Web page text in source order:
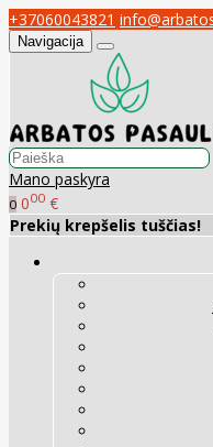
+37060043821
Navigacija
Mano paskyra
0 000 €
Prekių krepšelis tuščias!